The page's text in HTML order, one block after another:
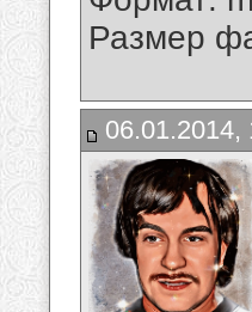
Размер
06.01.2014,